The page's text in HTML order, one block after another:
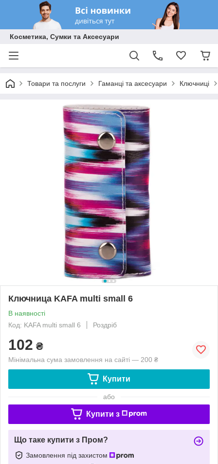
Косметика, Сумки та Аксесуари
Товари та послуги Гаманці та аксесуари Ключниці
Ключница KAFA multi small 6
В наявності
Код: KAFA multi small 6
Роздріб
102 ₴
Мінімальна сума замовлення на сайті — 200 ₴
Купити
або
Купити з
Що таке купити з Пром?
Замовлення під захистом